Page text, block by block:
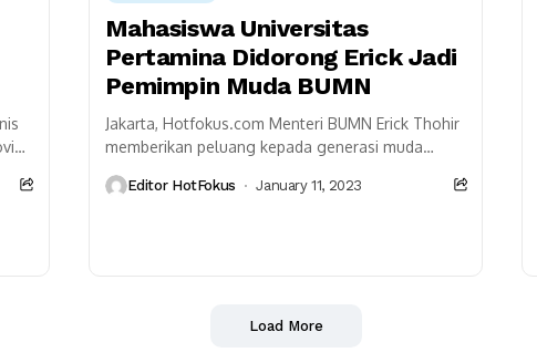
Mahasiswa Universitas
Pertamina Didorong Erick Jadi
Pemimpin Muda BUMN
Jakarta, Hotfokus.com Menteri BUMN Erick Thohir
memberikan peluang kepada generasi muda
karena generasi muda memiliki peran penting...
Editor HotFokus January 11, 2023
Load More